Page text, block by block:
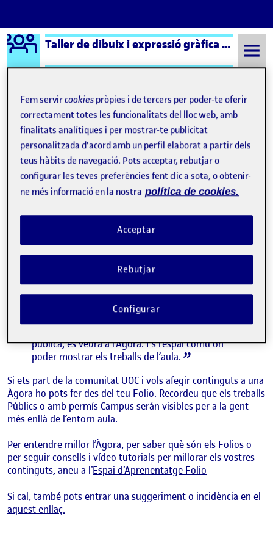
Saltar al contingut
Logo Ágora Taller de dibuix i expressió gràfica – Aula 1
Semestre 20232 - Aula 1 Què és una Àgora?
Què és una Àgora?
Visibilitat:
Públic-Data de publicació
17 Set. 20198 setembre, 2021 3:32 pm
Hola! :D Aquesta pàgina de presentació s’ha generat
Una Àgora pertany a una aula de la UOC i recull
els continguts que els i les estudiants publiquen
als seus espais personals, anomenats Folios. Si
els i les companyes publiquen una activitat,
l’associen a una activitat de l’aula i li donen
pública, es veurà a l’Àgora. És l’espai comú on
poder mostrar els treballs de l’aula.
Si ets part de la comunitat UOC i vols afegir continguts a una
Àgora ho pots fer des del teu Folio. Recordeu que els treballs
Públics o amb permís Campus serán visibles per a la gent
més enllà de l’entorn aula.
Per entendre millor l’Àgora, per saber què són els Folios o
per seguir consells i vídeo tutorials per millorar els vostres
continguts, aneu a l’Espai d’Aprenentatge Folio
Si cal, també pots entrar una suggeriment o incidència en el
aquest enllaç.
Fem servircookies pròpies i de tercers per poder-te oferir
correctament totes les funcionalitats del lloc web, amb
finalitats analítiques i per mostrar-te publicitat
personalitzada d'acord amb un perfil elaborat a partir dels
teus hàbits de navegació. Pots acceptar, rebutjar o
configurar les teves preferències fent clic a sota, o obtenir-
ne més informació en la nostra política de cookies.
Rebutjar
Acceptar
Configurar